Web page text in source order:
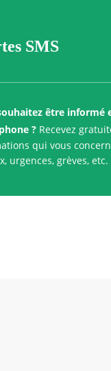
SMS
être informé
? Recevez
qui vous
urgences, grèves, etc.